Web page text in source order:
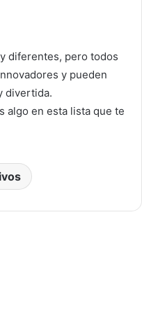
diferentes, pero todos
y pueden
divertida.
algo en esta lista que te